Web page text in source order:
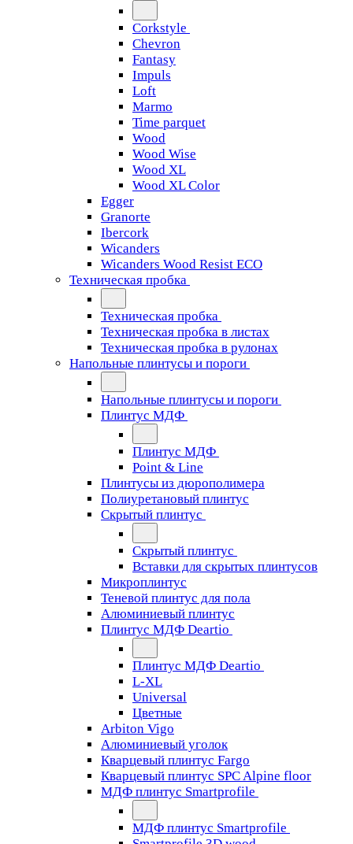
Corkstyle
Chevron
Fantasy
Impuls
Loft
Marmo
Time parquet
Wood
Wood Wise
Wood XL
Wood XL Color
Egger
Granorte
Ibercork
Wicanders
Wicanders Wood Resist ECO
Техническая пробка
Техническая пробка
Техническая пробка в листах
Техническая пробка в рулонах
Напольные плинтусы и пороги
Напольные плинтусы и пороги
Плинтус МДФ
Плинтус МДФ
Point & Line
Плинтусы из дюрополимера
Полиуретановый плинтус
Скрытый плинтус
Скрытый плинтус
Вставки для скрытых плинтусов
Микроплинтус
Теневой плинтус для пола
Алюминиевый плинтус
Плинтус МДФ Deartio
Плинтус МДФ Deartio
L-XL
Universal
Цветные
Arbiton Vigo
Алюминиевый уголок
Кварцевый плинтус Fargo
Кварцевый плинтус SPC Alpine floor
МДФ плинтус Smartprofile
МДФ плинтус Smartprofile